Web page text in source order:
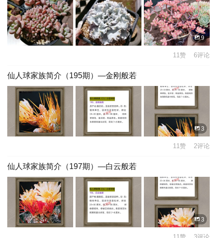
9
11赞 6评论
仙人球家族简介（195期）—金刚般若
3
11赞 2评论
仙人球家族简介（197期）—白云般若
3